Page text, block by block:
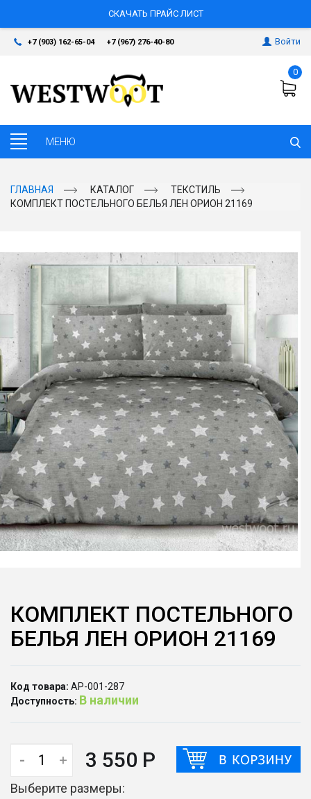
СКАЧАТЬ ПРАЙС ЛИСТ
+7 (903) 162-65-04 +7 (967) 276-40-80 Войти
0
ГЛАВНАЯ КАТАЛОГ
ТЕКСТИЛЬ
КОМПЛЕКТ ПОСТЕЛЬНОГО БЕЛЬЯ ЛЕН ОРИОН 21169
КОМПЛЕКТ ПОСТЕЛЬНОГО
БЕЛЬЯ ЛЕН ОРИОН 21169
Код товара: АР-001-287
Доступность: В наличии
- + 3 550 Р
Выберите размеры: